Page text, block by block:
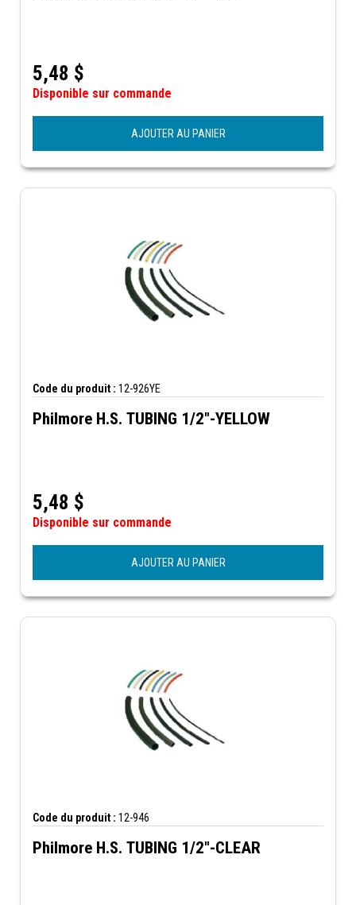
5,48 $
Disponible sur commande
AJOUTER AU PANIER
Code du produit : 12-926YE
Philmore H.S. TUBING 1/2"-YELLOW
5,48 $
Disponible sur commande
AJOUTER AU PANIER
Code du produit : 12-946
Philmore H.S. TUBING 1/2"-CLEAR